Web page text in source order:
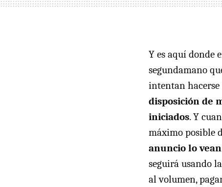
Y es aquí donde
segundamano
intentan hacerse
disposición de
iniciados. Y
máximo posible
anuncio lo
seguirá usando
al volumen,